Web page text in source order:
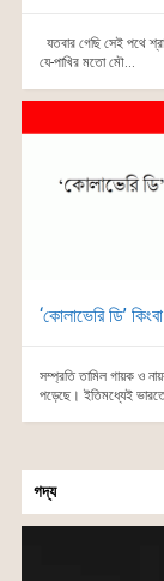
যতবার গেছি সেই পথে
যে-পাখির মতো মৌ...
‘কোলাভেরি ডি’
সম্প্রতি তামিল গায়ক ও
পড়েছে। ইতিমধ্যেই
গদ্য